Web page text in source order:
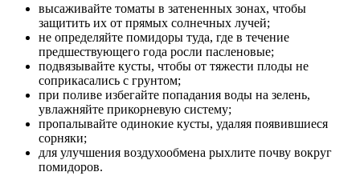
высаживайте томаты в затененных зонах, чтобы
защитить их от прямых солнечных лучей;
не определяйте помидоры туда, где в течение
предшествующего года росли пасленовые;
подвязывайте кусты, чтобы от тяжести плоды не
соприкасались с грунтом;
при поливе избегайте попадания воды на зелень,
увлажняйте прикорневую систему;
пропалывайте одинокие кусты, удаляя появившиеся
сорняки;
для улучшения воздухообмена рыхлите почву вокруг
помидоров.